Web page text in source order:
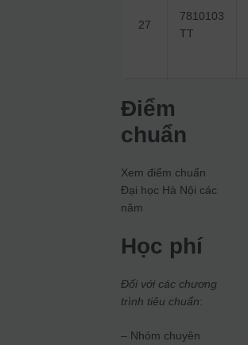
27
7810103
TT
Điểm
chuẩn
Xem điểm chuẩn
Đại học Hà Nội các
năm
Học phí
Đối với các chương
trình tiêu chuẩn:
– Nhóm chuyên